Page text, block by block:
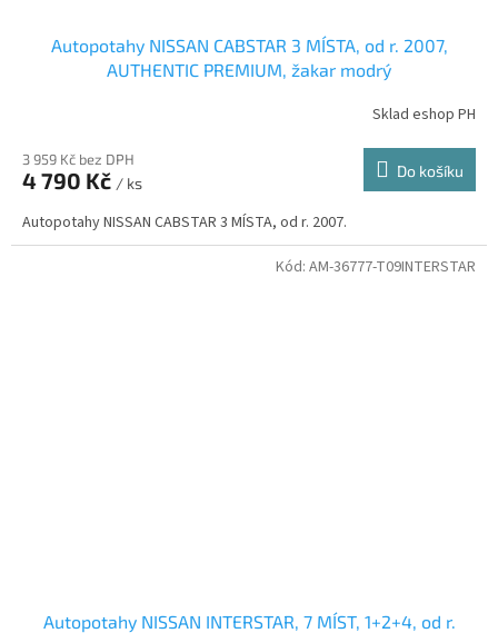
Autopotahy NISSAN CABSTAR 3 MÍSTA, od r. 2007,
AUTHENTIC PREMIUM, žakar modrý
Sklad eshop PH
3 959 Kč bez DPH
4 790 Kč / ks
Do košíku
Autopotahy NISSAN CABSTAR 3 MÍSTA, od r. 2007.
Autopotahy NISSAN INTERSTAR, 7 MÍST, 1+2+4, od r.
Kód: AM-36777-T09INTERSTAR